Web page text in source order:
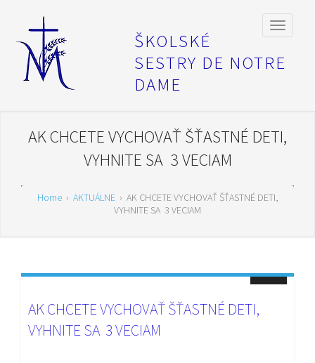
ŠKOLSKÉ
SESTRY DE NOTRE
DAME
AK CHCETE VYCHOVAŤ ŠŤASTNÉ DETI,
VYHNITE SA 3 VECIAM
Home› AKTUÁLNE› AK CHCETE VYCHOVAŤ ŠŤASTNÉ DETI,
VYHNITE SA 3 VECIAM
AK CHCETE VYCHOVAŤ ŠŤASTNÉ DETI,
VYHNITE SA 3 VECIAM